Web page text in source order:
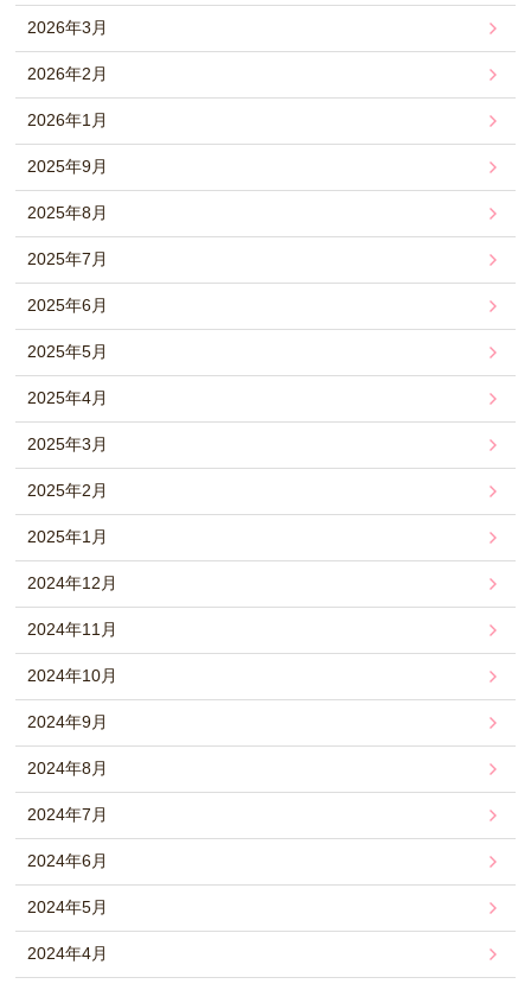
2026年3月
2026年2月
2026年1月
2025年9月
2025年8月
2025年7月
2025年6月
2025年5月
2025年4月
2025年3月
2025年2月
2025年1月
2024年12月
2024年11月
2024年10月
2024年9月
2024年8月
2024年7月
2024年6月
2024年5月
2024年4月